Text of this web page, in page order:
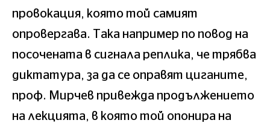
провокация, която той самият
опровергава. Така например по повод на
посочената в сигнала реплика, че трябва
диктатура, за да се оправят циганите,
проф. Мирчев привежда продължението
на лекцията, в която той опонира на